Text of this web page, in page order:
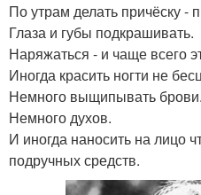
По утрам делать причёску -
Глаза и губы подкрашивать.
Наряжаться - и чаще всего
Иногда красить ногти не
Немного выщипывать брови.
Немного духов.
И иногда наносить на лицо
подручных средств.